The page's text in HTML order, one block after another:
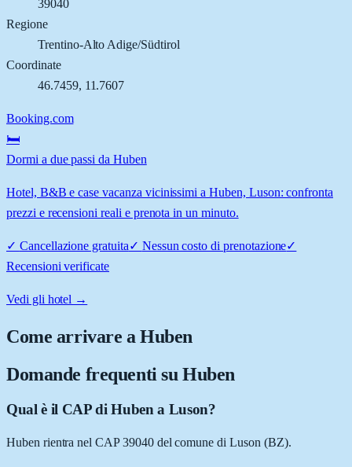
39040
Regione
Trentino-Alto Adige/Südtirol
Coordinate
46.7459, 11.7607
Booking.com
🛏️
Dormi a due passi da Huben
Hotel, B&B e case vacanza vicinissimi a Huben, Luson: confronta
prezzi e recensioni reali e prenota in un minuto.
✓ Cancellazione gratuita✓ Nessun costo di prenotazione✓
Recensioni verificate
Vedi gli hotel →
Come arrivare aHuben
Domande frequenti su Huben
Qual è il CAP di Huben a Luson?
Huben rientra nel CAP 39040 del comune di Luson (BZ).